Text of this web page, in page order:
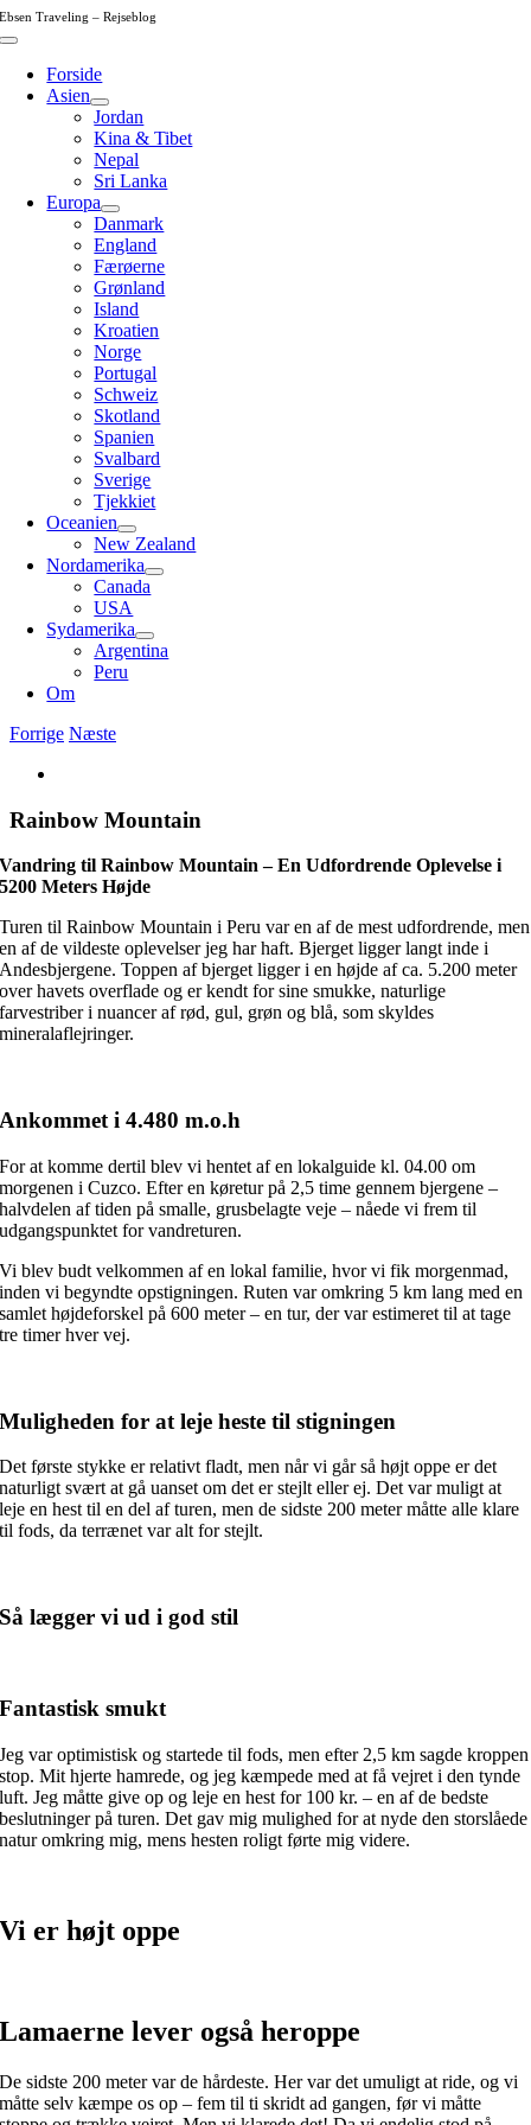
Skip
to
Ebsen Traveling – Rejseblog
Toggle
NavigationForside
Asien
Jordan
Kina & Tibet
Nepal
Sri Lanka
Europa
Danmark
England
Færøerne
Grønland
Island
Kroatien
Norge
Portugal
Schweiz
Skotland
Spanien
Svalbard
Sverige
Tjekkiet
Oceanien
New Zealand
Nordamerika
Canada
USA
Sydamerika
Argentina
Peru
Om
Forrige Næste
billede
Rainbow Mountain
Vandring til Rainbow Mountain – En Udfordrende Oplevelse i
5200 Meters Højde
Turen til Rainbow Mountain i Peru var en af de mest udfordrende, men
en af de vildeste oplevelser jeg har haft. Bjerget ligger langt inde i
Andesbjergene. Toppen af bjerget ligger i en højde af ca. 5.200 meter
over havets overflade og er kendt for sine smukke, naturlige
farvestriber i nuancer af rød, gul, grøn og blå, som skyldes
mineralaflejringer.
Ankommet i 4.480 m.o.h
For at komme dertil blev vi hentet af en lokalguide kl. 04.00 om
morgenen i Cuzco. Efter en køretur på 2,5 time gennem bjergene –
halvdelen af tiden på smalle, grusbelagte veje – nåede vi frem til
udgangspunktet for vandreturen.
Vi blev budt velkommen af en lokal familie, hvor vi fik morgenmad,
inden vi begyndte opstigningen. Ruten var omkring 5 km lang med en
samlet højdeforskel på 600 meter – en tur, der var estimeret til at tage
tre timer hver vej.
Muligheden for at leje heste til stigningen
Det første stykke er relativt fladt, men når vi går så højt oppe er det
naturligt svært at gå uanset om det er stejlt eller ej. Det var muligt at
leje en hest til en del af turen, men de sidste 200 meter måtte alle klare
til fods, da terrænet var alt for stejlt.
Så lægger vi ud i god stil
Fantastisk smukt
Jeg var optimistisk og startede til fods, men efter 2,5 km sagde kroppen
stop. Mit hjerte hamrede, og jeg kæmpede med at få vejret i den tynde
luft. Jeg måtte give op og leje en hest for 100 kr. – en af de bedste
beslutninger på turen. Det gav mig mulighed for at nyde den storslåede
natur omkring mig, mens hesten roligt førte mig videre.
Vi er højt oppe
Lamaerne lever også heroppe
De sidste 200 meter var de hårdeste. Her var det umuligt at ride, og vi
måtte selv kæmpe os op – fem til ti skridt ad gangen, før vi måtte